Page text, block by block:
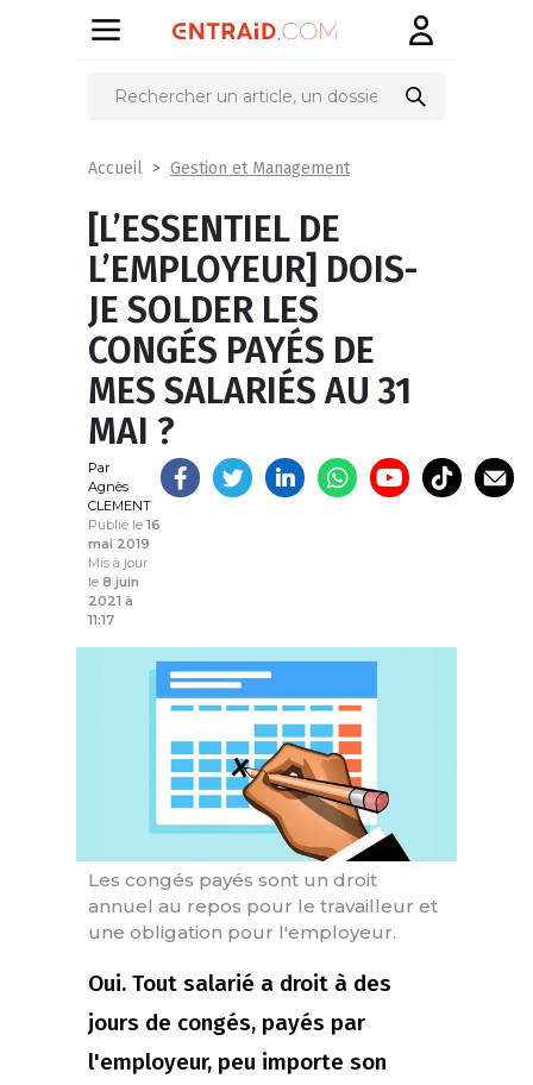
Partager
Accueil Gestion et Management
[L’ESSENTIEL DE
L’EMPLOYEUR] DOIS-
JE SOLDER LES
CONGÉS PAYÉS DE
MES SALARIÉS AU 31
MAI ?
Par
Agnès
CLEMENT
Publié le 16
mai 2019
Mis à jour
le 8 juin
2021 à
11:17
Les congés payés sont un droit
annuel au repos pour le travailleur et
une obligation pour l'employeur.
Oui. Tout salarié a droit à des
jours de congés, payés par
l'employeur, peu importe son